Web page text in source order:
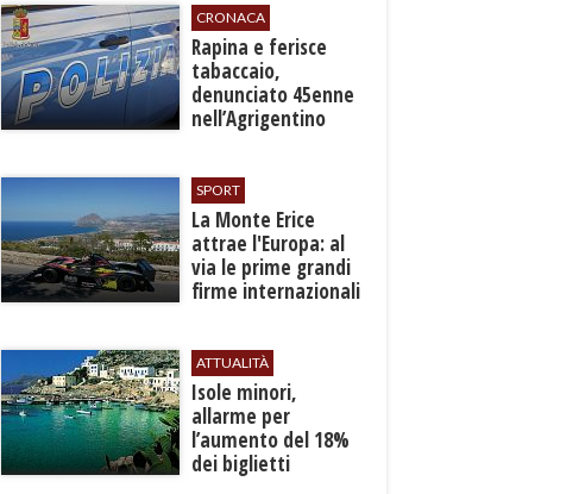
CRONACA
​Rapina e ferisce
tabaccaio,
denunciato 45enne
nell’Agrigentino
SPORT
La Monte Erice
attrae l'Europa: al
via le prime grandi
firme internazionali
ATTUALITÀ
Isole minori,
allarme per
l’aumento del 18%
dei biglietti